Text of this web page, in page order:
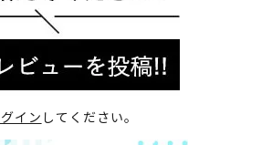
イン してください。